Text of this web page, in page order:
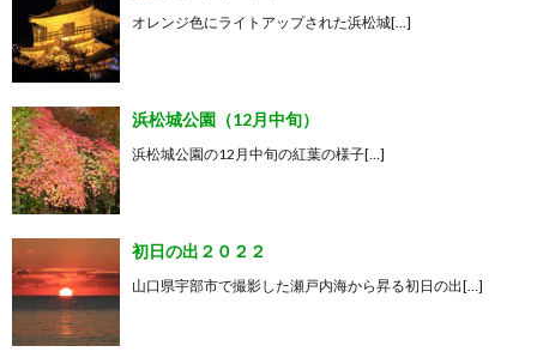
オレンジ色にライトアップされた浜松城[…]
浜松城公園（12月中旬）
浜松城公園の12月中旬の紅葉の様子[…]
初日の出２０２２
山口県宇部市で撮影した瀬戸内海から昇る初日の出[…]